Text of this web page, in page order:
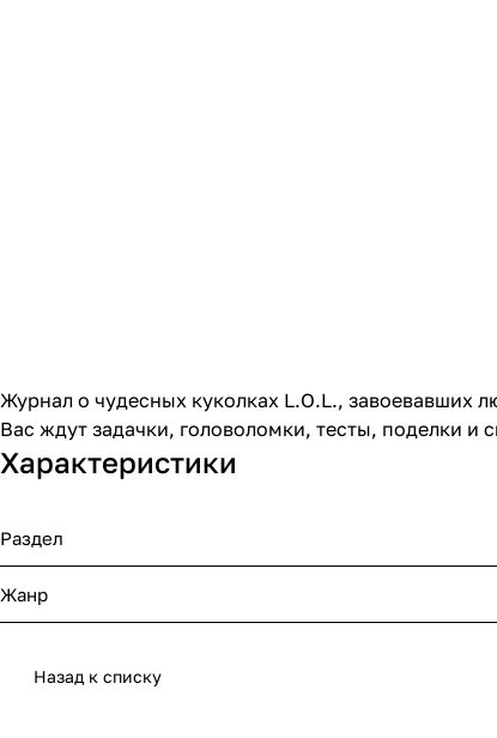
Журнал о чудесных куколках L.O.L., завоевавших
Вас ждут задачки, головоломки, тесты, поделки и
Характеристики
Раздел
Жанр
Назад к списку